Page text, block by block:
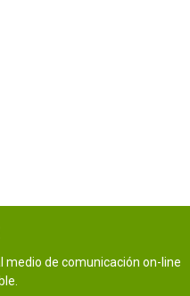
medio de comunicación on-line